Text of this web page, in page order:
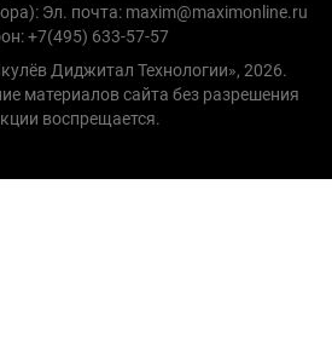
Эл. почта: maxim@maximonline.ru
+7(495) 633-57-57
Диджитал Технологии», 2026.
материалов сайта без разрешения
воспрещается.